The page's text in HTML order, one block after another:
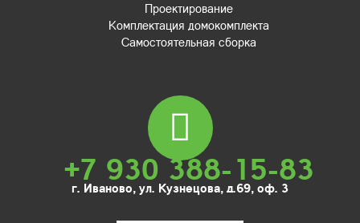
Проектирование
Комплектация домокомплекта
Самостоятельная сборка
+7 930 388-15-83
г. Иваново, ул. Кузнецова, д.69, оф. 3